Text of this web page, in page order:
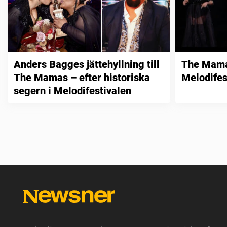
Anders Bagges jättehyllning till
The Mamas – efter historiska
segern i Melodifestivalen
The